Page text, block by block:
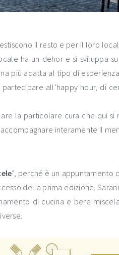
il resto e per il loro
ha un dehor e si sviluppa
più adatta al tipo di
all’happy hour, di
la particolare cura che qui si
interamente il
”, perché è un appuntamento
della prima edizione.
di cucina e bere